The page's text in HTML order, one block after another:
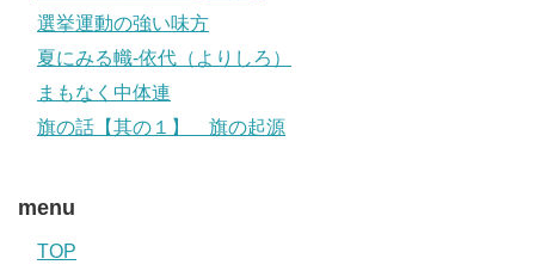
選挙運動の強い味方
夏にみる幟-依代（よりしろ）
まもなく中体連
旗の話【其の１】 旗の起源
menu
TOP